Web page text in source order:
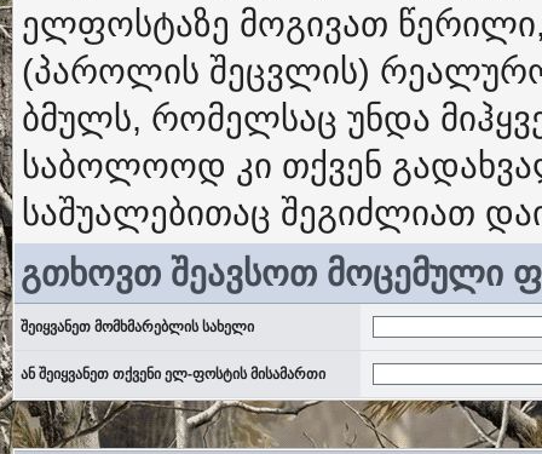
ელფოსტაზე მოგივათ
(პაროლის შეცვლის)
ბმულს, რომელსაც უნდა
საბოლოოდ კი თქვენ
საშუალებითაც შეგიძლიათ
გთხოვთ შეავსოთ მოცემული
შეიყვანეთ მომხმარებლის სახელი
ან შეიყვანეთ თქვენი ელ-ფოსტის მისამართი